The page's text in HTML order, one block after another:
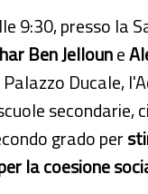
9:30, presso la
Ben Jelloune
Ducale,
grado per
la coesione